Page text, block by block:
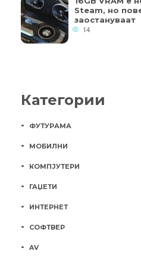
Steam, но
заостануваат
14
Категории
ФУТУРАМА
МОБИЛНИ
КОМПЈУТЕРИ
ГАЏЕТИ
ИНТЕРНЕТ
СОФТВЕР
AV